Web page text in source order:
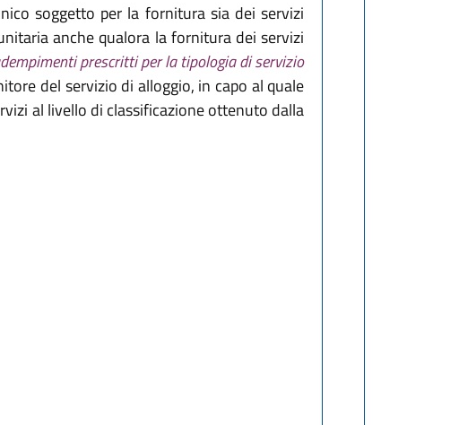
soggetto per la fornitura sia dei servizi
anche qualora la fornitura dei servizi
prescritti per la tipologia di servizio
del servizio di alloggio, in capo al quale
al livello di classificazione ottenuto dalla